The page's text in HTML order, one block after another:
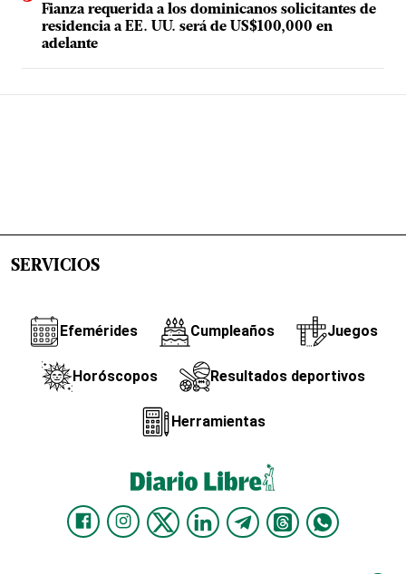
Fianza requerida a los dominicanos solicitantes de
residencia a EE. UU. será de US$100,000 en
adelante
SERVICIOS
Efemérides Cumpleaños Juegos
Horóscopos Resultados deportivos
Herramientas